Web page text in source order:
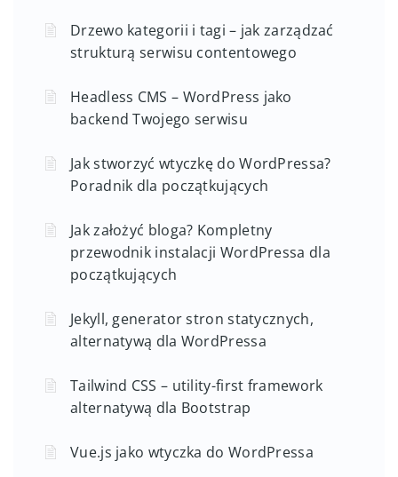
Drzewo kategorii i tagi – jak zarządzać
strukturą serwisu contentowego
Headless CMS – WordPress jako
backend Twojego serwisu
Jak stworzyć wtyczkę do WordPressa?
Poradnik dla początkujących
Jak założyć bloga? Kompletny
przewodnik instalacji WordPressa dla
początkujących
Jekyll, generator stron statycznych,
alternatywą dla WordPressa
Tailwind CSS – utility-first framework
alternatywą dla Bootstrap
Vue.js jako wtyczka do WordPressa